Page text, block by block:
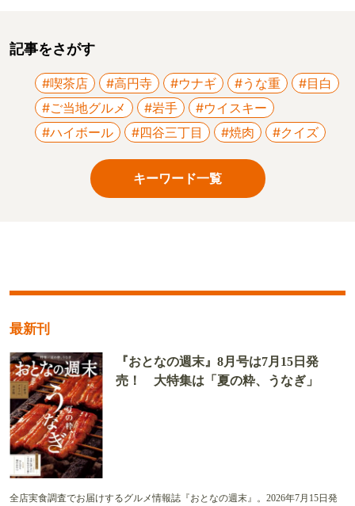
記事をさがす
#喫茶店 #高円寺 #ウナギ #うな重
#目白
#ご当地グルメ
#岩手
#ウイスキー
#ハイボール
#四谷三丁目 #焼肉 #クイズ
キーワード一覧
最新刊
『おとなの週末』8月号は7月15日発
売！ 大特集は「夏の粋、うなぎ」
全店実食調査でお届けするグルメ情報誌『おとなの週末』。2026年7月15日発